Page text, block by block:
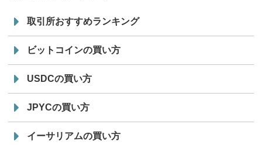
取引所おすすめランキング
ビットコインの買い方
USDCの買い方
JPYCの買い方
イーサリアムの買い方